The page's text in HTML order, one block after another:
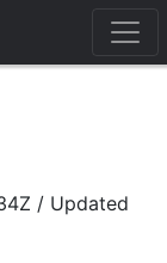
/ Updated